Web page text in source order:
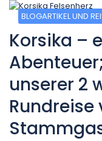
BLOGARTIKEL UND
Korsika –
unserer 2